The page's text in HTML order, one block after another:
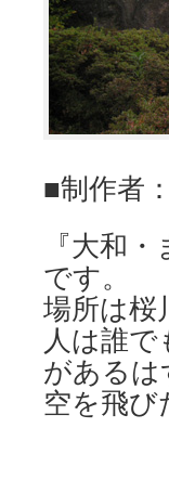
■制作者
『大和
です。
場所は桜
人は誰
があるは
空を飛